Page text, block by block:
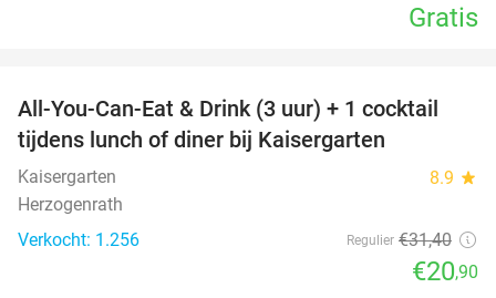
Gratis
33%
All-You-Can-Eat & Drink (3 uur) + 1 cocktail
tijdens lunch of diner bij Kaisergarten
Kaisergarten 8.9 star
Herzogenrath
Verkocht: 1.256
Regulier €31,40
€20,90